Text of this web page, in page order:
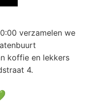
verzamelen we
koffie en lekkers
4.